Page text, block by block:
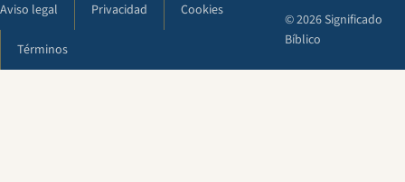
Aviso legal Privacidad Cookies
Términos
© 2026 Significado
Bíblico